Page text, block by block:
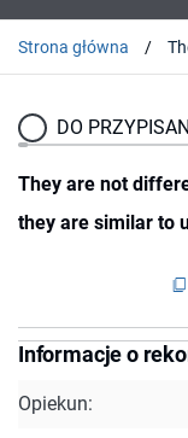
Strona główna
DO
They are not
they are similar to
Informacje o
Opiekun: